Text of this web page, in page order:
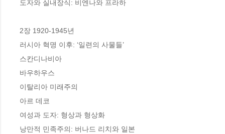
도자와 실내장식: 비엔나와 프라하
2장 1920-1945년
러시아 혁명 이후: ‘일련의 사물들’
스칸디나비아
바우하우스
이탈리아 미래주의
아르 데코
여성과 도자: 형상과 형상화
낭만적 민족주의: 버나드 리치와 일본